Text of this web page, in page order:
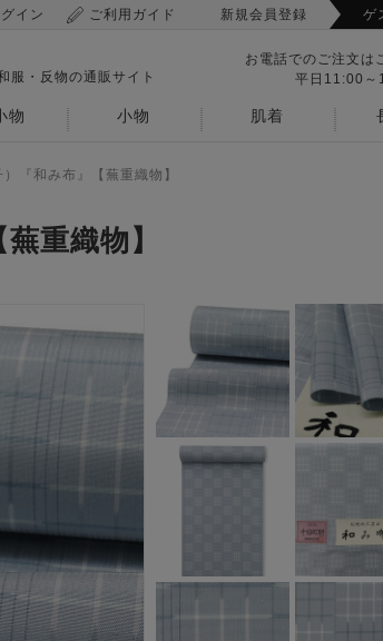
イン ご利用ガイド 新規会員登録 ゲ
服・反物の通販サイト
お電話でのご注文は
平日11:00～
物 小物 肌着
『和み布』【蕪重織物】
重織物】